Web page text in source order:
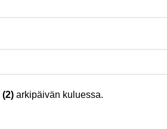
(2) arkipäivän kuluessa.